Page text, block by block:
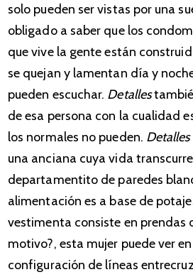
solo pueden ser vistas por una
obligado a saber que los
que vive la gente están
se quejan y lamentan día y
pueden escuchar. Detalles
de esa persona con la cualidad
los normales no pueden. Detalles
una anciana cuya vida
departamentito de paredes
alimentación es a base de
vestimenta consiste en prendas
motivo?, esta mujer puede ver
configuración de líneas